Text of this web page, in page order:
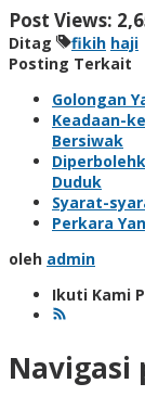
Post Views:
Ditag fikih haji
Posting Terkait
Golongan
Keadaan-
Bersiwak
Duduk
Syarat-
Perkara
oleh admin
Ikuti Kami
Navigasi